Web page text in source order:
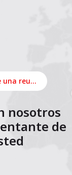
Programe una reunión en línea
nosotros
de